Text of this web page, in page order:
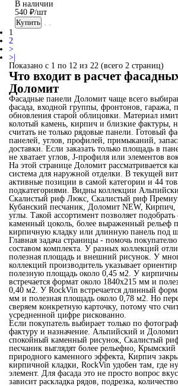
В наличии
540 ₽/шт
Купить
1
2
>
>|
Показано с 1 по 12 из 22 (всего 2 страниц)
Что входит в расчет
Доломит
Фасадные панели Доломит чаще всего
фасада, входной группы, фронтонов, гаража,
обновления старой облицовки. Материал
колотый камень, кирпич и близкие фактуры,
считать не только рядовые панели. Готовый
панелей, углов, профилей, примыканий,
доставки. Если заказать только площадь в
не хватает углов, J-профиля или элементов
На этой странице Доломит рассматривается
система для наружной отделки. В текущей
активные позиции в самой категории и 44
подкатегориями. Видны коллекции
Скалистый риф Люкс, Скалистый риф
Кубанский песчаник, Доломит NEW,
углы. Такой ассортимент позволяет
каменный цоколь, более выраженный рельеф
кирпичную кладку или длинную панель под
Главная задача страницы - помочь
составом комплекта. У разных коллекций
полезная площадь и внешний рисунок. У
коллекций производитель указывает
полезную площадь около 0,45 м2. У
встречается формат около 1840x215 мм и
0,40 м2. У RockVin встречается длинный
мм и полезная площадь около 0,78 м2. Но
сверяем конкретную карточку, потому что
усредненной цифре рискованно.
Если покупатель выбирает только по
фактуру и назначение. Альпийский и
спокойный каменный рисунок, Скалистый
песчаник выглядят более рельефно, Крымский
природного каменного эффекта, Кирпич
кирпичной кладки, RockVin удобен там, где
элемент. Для фасада это не просто вопрос
зависит раскладка рядов, подрезка,